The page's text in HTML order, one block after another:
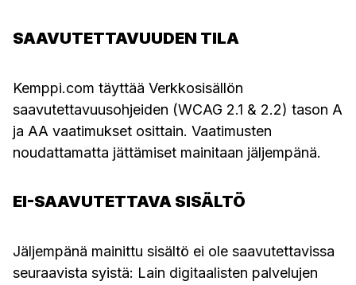
SAAVUTETTAVUUDEN TILA
Kemppi.com täyttää Verkkosisällön
saavutettavuusohjeiden (WCAG 2.1 & 2.2) tason A
ja AA vaatimukset osittain. Vaatimusten
noudattamatta jättämiset mainitaan jäljempänä.
EI-SAAVUTETTAVA SISÄLTÖ
Jäljempänä mainittu sisältö ei ole saavutettavissa
seuraavista syistä: Lain digitaalisten palvelujen